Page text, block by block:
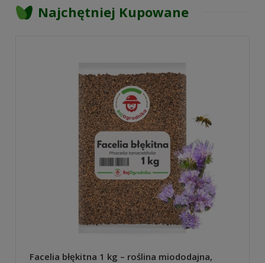
Najchętniej Kupowane
Facelia błękitna 1 kg – roślina miododajna,